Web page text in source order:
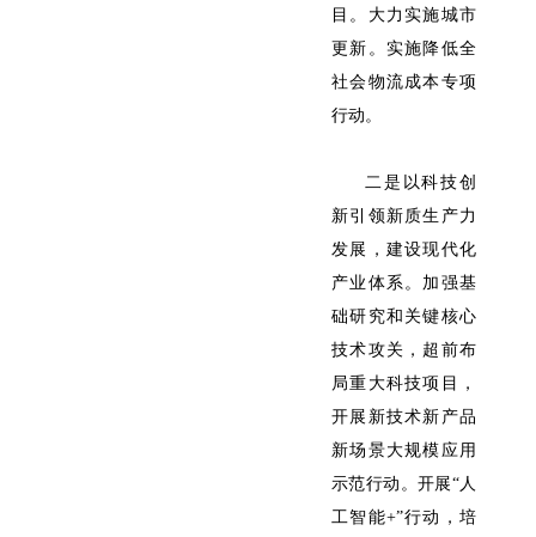
目。大力实施城市
更新。实施降低全
社会物流成本专项
行动。
二是以科技创
新引领新质生产力
发展，建设现代化
产业体系。加强基
础研究和关键核心
技术攻关，超前布
局重大科技项目，
开展新技术新产品
新场景大规模应用
示范行动。开展“人
工智能+”行动，培